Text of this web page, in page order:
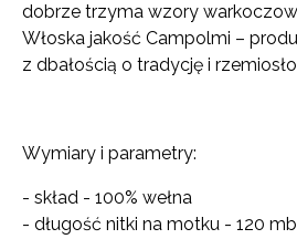
dobrze trzyma wzory
Włoska jakość Campolmi –
z dbałością o tradycję i rzemiosło
Wymiary i parametry:
- skład - 100% wełna
- długość nitki na motku - 120